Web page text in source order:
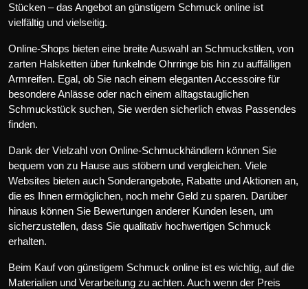
Stücken – das Angebot an günstigem Schmuck online ist
vielfältig und vielseitig.
Online-Shops bieten eine breite Auswahl an Schmuckstilen, von
zarten Halsketten über funkelnde Ohrringe bis hin zu auffälligen
Armreifen. Egal, ob Sie nach einem eleganten Accessoire für
besondere Anlässe oder nach einem alltagstauglichen
Schmuckstück suchen, Sie werden sicherlich etwas Passendes
finden.
Dank der Vielzahl von Online-Schmuckhändlern können Sie
bequem von zu Hause aus stöbern und vergleichen. Viele
Websites bieten auch Sonderangebote, Rabatte und Aktionen an,
die es Ihnen ermöglichen, noch mehr Geld zu sparen. Darüber
hinaus können Sie Bewertungen anderer Kunden lesen, um
sicherzustellen, dass Sie qualitativ hochwertigen Schmuck
erhalten.
Beim Kauf von günstigem Schmuck online ist es wichtig, auf die
Materialien und Verarbeitung zu achten. Auch wenn der Preis